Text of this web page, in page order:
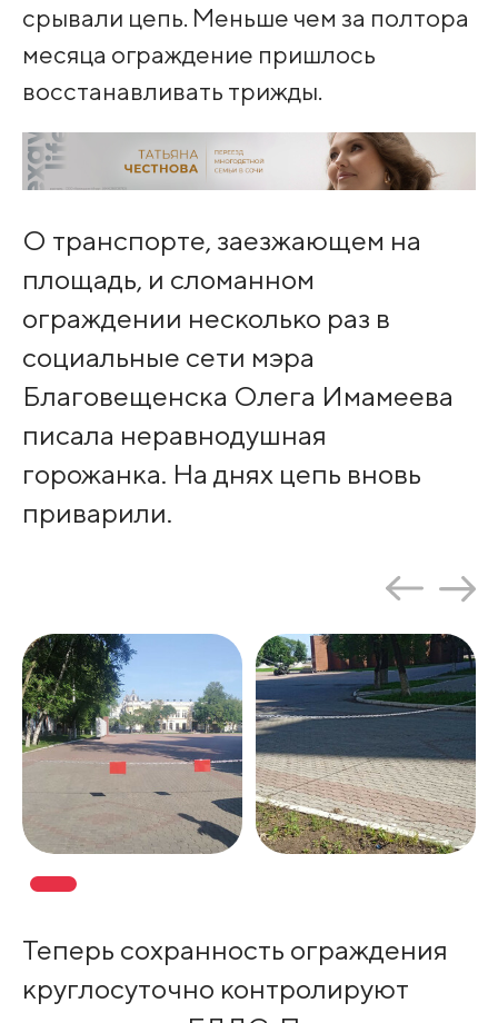
срывали цепь. Меньше чем за полтора
месяца ограждение пришлось
восстанавливать трижды.
О транспорте, заезжающем на
площадь, и сломанном
ограждении несколько раз в
социальные сети мэра
Благовещенска Олега Имамеева
писала неравнодушная
горожанка. На днях цепь вновь
приварили.
Теперь сохранность ограждения
круглосуточно контролируют